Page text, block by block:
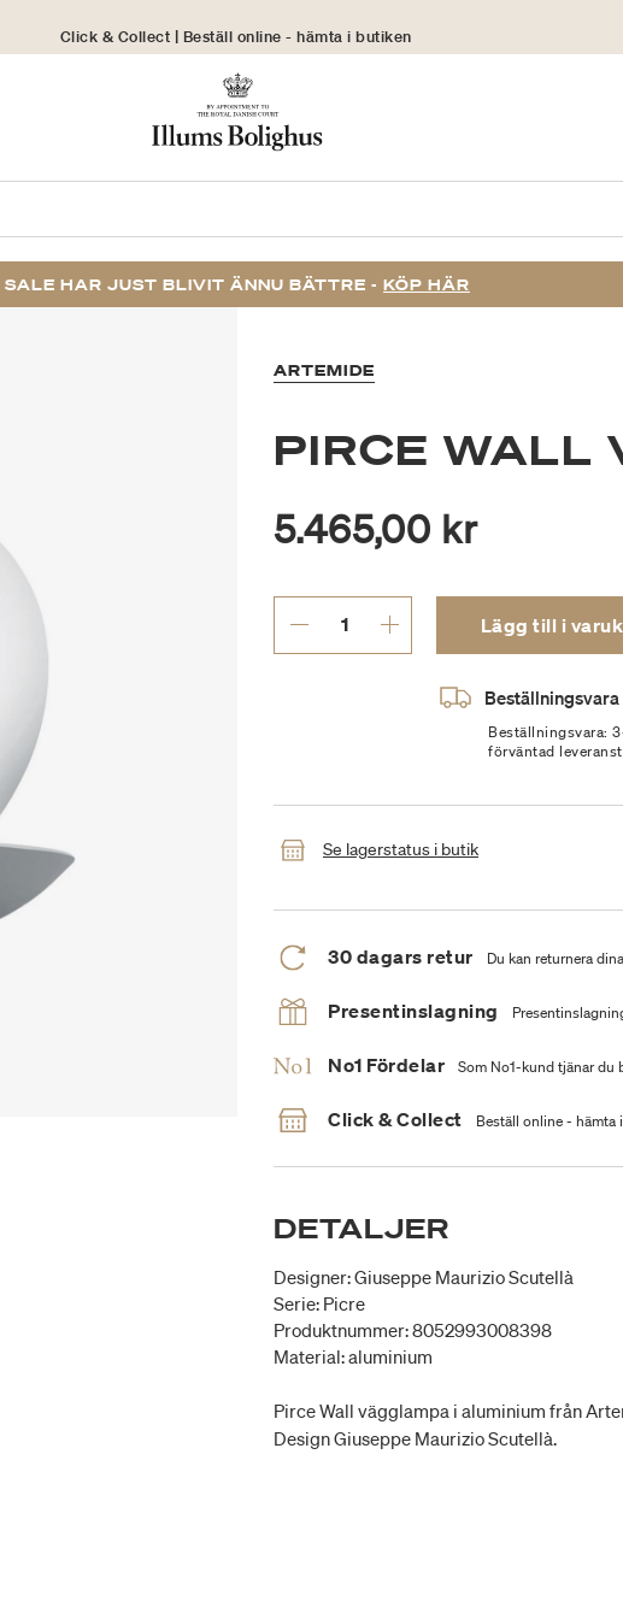
Click & Collect | Beställ online - hämta i butiken
30 dagars returrätt
SALE HAR JUST BLIVIT ÄNNU BÄTTRE - KÖP HÄR
ARTEMIDE
PIRCE WALL
5.465,00 kr
Lägg till i
Beställningsvara
Beställningsvara:
förväntad
Se lagerstatus i butik
30 dagars retur Du kan returnera
Presentinslagning
No1 Fördelar Som No1-kund tjänar du
Click & Collect Beställ online - hämta
DETALJER
Designer: Giuseppe Maurizio Scutellà
Serie: Picre
Produktnummer: 8052993008398
Material: aluminium
Pirce Wall vägglampa i aluminium från
Design Giuseppe Maurizio Scutellà.